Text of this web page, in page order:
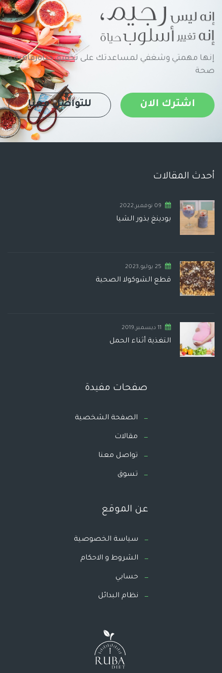
إنها مهمتي وشغفي لمساعدتك على تحقيق حياةرفاهية و
صحة
اشترك الان للتواصل معنا
أحدث المقالات
09 نوفمبر,2022
بودينغ بذور الشيا
25 يوليو,2023
قطع الشوكولا الصحية
11 ديسمبر,2019
التغذية أثناء الحمل
صفحات مفيدة
الصفحة الشخصية
مقالات
تواصل معنا
تسوق
عن الموقع
سياسة الخصوصية
الشروط و الاحكام
حسابي
نظام البدائل